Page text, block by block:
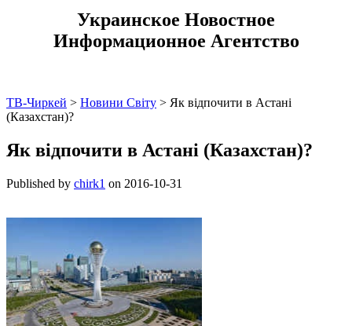
Украинское Новостное
Информационное Агентство
ТВ-Чиркей > Новини Світу > Як відпочити в Астані
(Казахстан)?
Як відпочити в Астані (Казахстан)?
Published by chirk1 on 2016-10-31